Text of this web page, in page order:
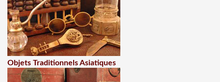
Objets Traditionnels Asiatiques